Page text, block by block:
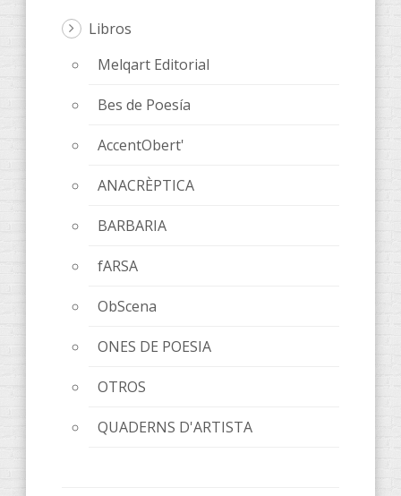
Libros
Melqart Editorial
Bes de Poesía
AccentObert'
ANACRÈPTICA
BARBARIA
fARSA
ObScena
ONES DE POESIA
OTROS
QUADERNS D'ARTISTA